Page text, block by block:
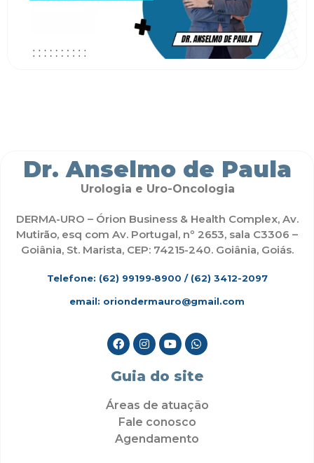
Dr. Anselmo de Paula
Urologia e Uro-Oncologia
DERMA-URO – Órion Business & Health Complex, Av.
Mutirão, esq com Av. Portugal, nº 2653, sala C3306 –
Goiânia, St. Marista, CEP: 74215-240. Goiânia, Goiás.
Telefone: (62) 99199‑8900 / (62) 3412-2097
email: oriondermauro@gmail.com
Guia do site
Áreas de atuação
Fale conosco
Agendamento